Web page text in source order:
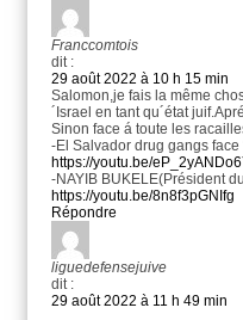
Franccomtois
dit :
29 août 2022 à 10 h 15 min
Salomon,je fais la même
´Israel en tant qu´état
Sinon face á toute les
-El Salvador drug gangs face
https://youtu.be/
-NAYIB BUKELE(Président
https://youtu.be/8n8f3pGNIfg
Répondre
liguedefensejuive
dit :
29 août 2022 à 11 h 49 min